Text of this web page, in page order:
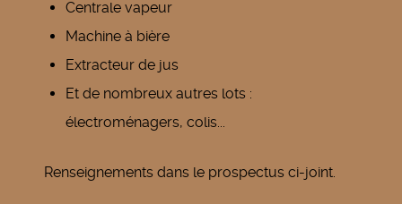
Centrale vapeur
Machine à bière
Extracteur de jus
Et de nombreux autres lots :
électroménagers, colis...
Renseignements dans le prospectus ci-joint.